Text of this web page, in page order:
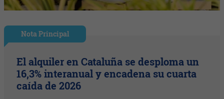
Nota Principal
El alquiler en Cataluña se desploma un
16,3% interanual y encadena su cuarta
caída de 2026